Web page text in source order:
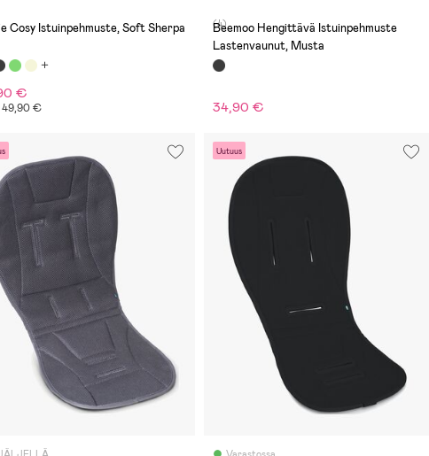
Cosy Istuinpehmuste, Soft Sherpa
€
49,90 €
(4)
Beemoo Hengittävä Istuinpehmuste
Lastenvaunut, Musta
34,90 €
Uutuus